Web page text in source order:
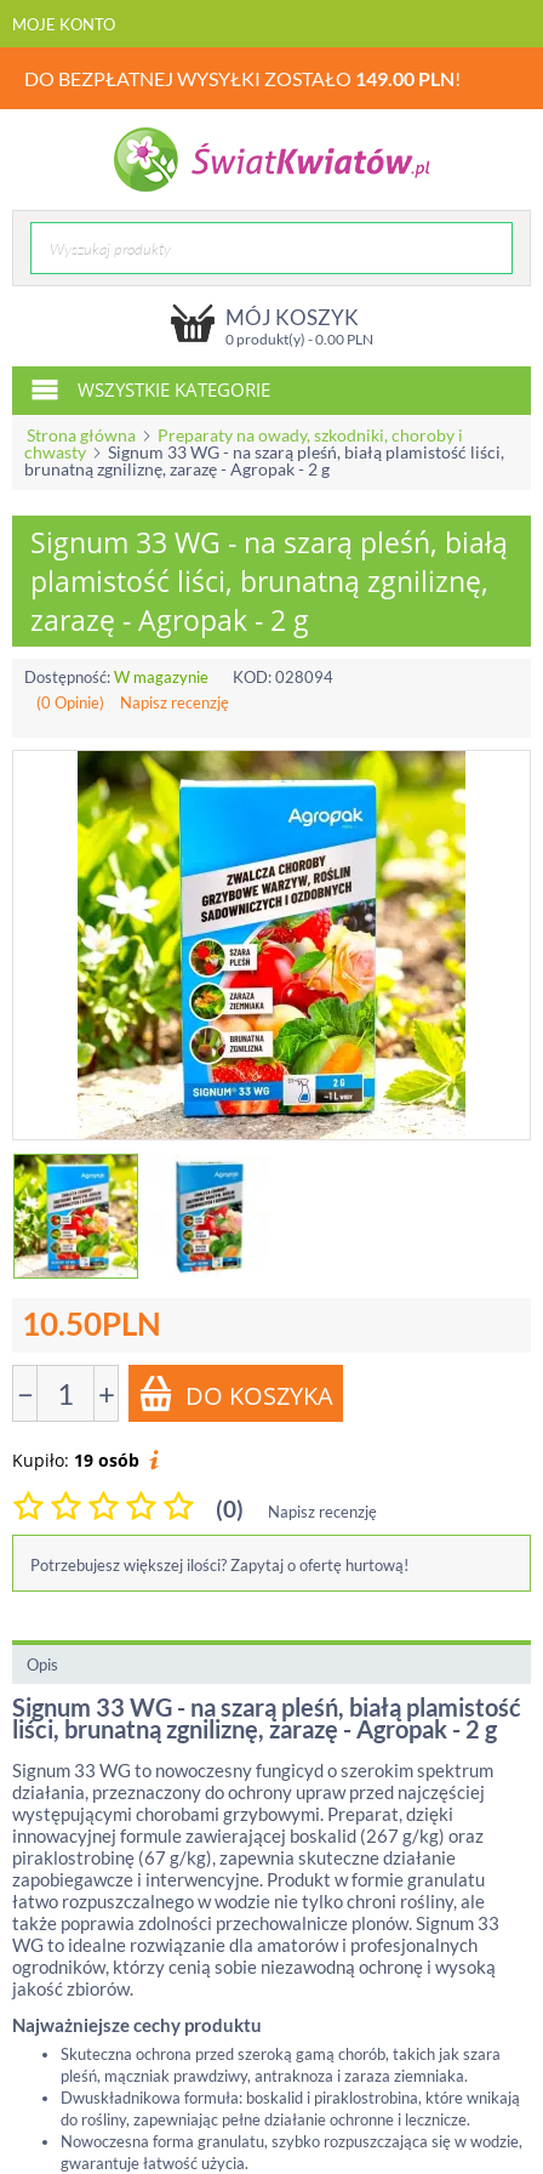
MOJE KONTO
DO BEZPŁATNEJ WYSYŁKI ZOSTAŁO 149.00 PLN!
MÓJ KOSZYK
0 produkt(y) -0.00PLN
WSZYSTKIE KATEGORIE
Strona główna
Preparaty na owady, szkodniki, choroby i
chwasty
Signum 33 WG - na szarą pleśń, białą plamistość liści,
brunatną zgniliznę, zarazę - Agropak - 2 g
Signum 33 WG - na szarą pleśń, białą
plamistość liści, brunatną zgniliznę,
zarazę - Agropak - 2 g
Dostępność:W magazynie KOD:028094
(0 Opinie)
Napisz recenzję
10.50PLN
− +
Kupiło: 19 osób
(0) Napisz recenzję
Potrzebujesz większej ilości? Zapytaj o ofertę hurtową!
Opis
Signum 33 WG - na szarą pleśń, białą plamistość
liści, brunatną zgniliznę, zarazę - Agropak - 2 g
Signum 33 WG to nowoczesny fungicyd o szerokim spektrum
działania, przeznaczony do ochrony upraw przed najczęściej
występującymi chorobami grzybowymi. Preparat, dzięki
innowacyjnej formule zawierającej boskalid (267 g/kg) oraz
piraklostrobinę (67 g/kg), zapewnia skuteczne działanie
zapobiegawcze i interwencyjne. Produkt w formie granulatu
łatwo rozpuszczalnego w wodzie nie tylko chroni rośliny, ale
także poprawia zdolności przechowalnicze plonów. Signum 33
WG to idealne rozwiązanie dla amatorów i profesjonalnych
ogrodników, którzy cenią sobie niezawodną ochronę i wysoką
jakość zbiorów.
Najważniejsze cechy produktu
Skuteczna ochrona przed szeroką gamą chorób, takich jak szara
pleśń, mączniak prawdziwy, antraknoza i zaraza ziemniaka.
Dwuskładnikowa formuła: boskalid i piraklostrobina, które wnikają
do rośliny, zapewniając pełne działanie ochronne i lecznicze.
Nowoczesna forma granulatu, szybko rozpuszczająca się w wodzie,
gwarantuje łatwość użycia.